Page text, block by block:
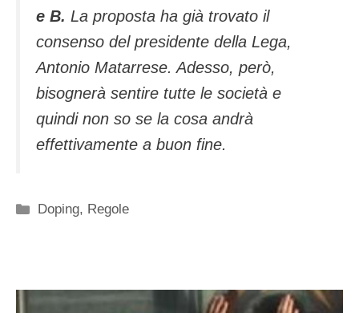
e B. La proposta ha già trovato il
consenso del presidente della Lega,
Antonio Matarrese. Adesso, però,
bisognerà sentire tutte le società e
quindi non so se la cosa andrà
effettivamente a buon fine.
Categorie
Doping, Regole